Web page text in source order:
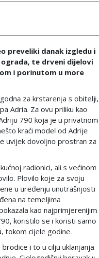
preveliki danak izgledu i
te drveni dijelovi
i porinutom u more
za krstarenja s obitelji,
Adria. Za ovu priliku kao
790 koja je u privatnom
kraći model od Adrije
uvijek dovoljno prostran za
radionici, ali s većinom
Plovilo koje za svoju
u uređenju unutrašnjosti
na temeljima
kao najprimjerenijim
koristilo se i koristi samo
tokom cijele godine.
i to u cilju uklanjanja